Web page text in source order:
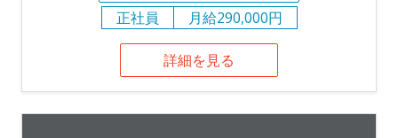
正社員
月給290,000円
詳細を見る